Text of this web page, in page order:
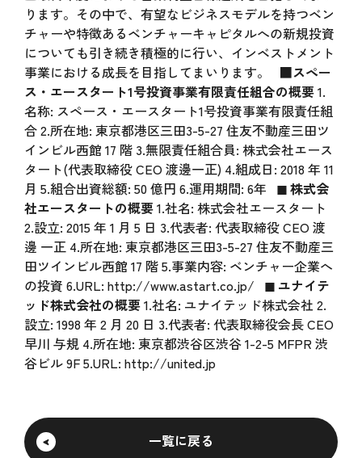
ります。その中で、有望なビジネスモデルを持つベン
チャーや特徴あるベンチャーキャピタルへの新規投資
についても引き続き積極的に行い、インベストメント
事業における成長を目指してまいります。 ■スペー
ス・エースタート1号投資事業有限責任組合の概要1.
名称: スペース・エースタート1号投資事業有限責任組
合 2.所在地: 東京都港区三田3-5-27 住友不動産三田ツ
インビル西館 17 階 3.無限責任組合員: 株式会社エース
タート(代表取締役 CEO 渡邊一正) 4.組成日: 2018 年 11
月 5.組合出資総額: 50 億円 6.運用期間: 6年 ◼ 株式会
社エースタートの概要1.社名: 株式会社エースタート
2.設立: 2015 年 1 月 5 日 3.代表者: 代表取締役 CEO 渡
邊 一正 4.所在地: 東京都港区三田3-5-27 住友不動産三
田ツインビル西館 17 階 5.事業内容: ベンチャー企業へ
の投資 6.URL: http://www.astart.co.jp/ ◼ ユナイテ
ッド株式会社の概要1.社名: ユナイテッド株式会社 2.
設立: 1998 年 2 月 20 日 3.代表者: 代表取締役会長 CEO
早川 与規 4.所在地: 東京都渋谷区渋谷 1-2-5 MFPR 渋
谷ビル 9F 5.URL: http://united.jp
一覧に戻る